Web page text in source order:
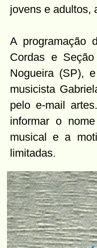
jovens e adultos,
A programação
Cordas e
Nogueira (SP),
musicista
pelo e-mail
informar o
musical e a
limitadas.